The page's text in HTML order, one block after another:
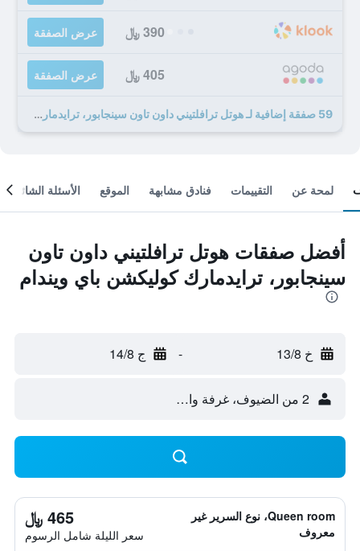
390 ﷼ عرض الصفقة
405 ﷼ عرض الصفقة
59 صفقة إضافية لـ هوتل ترافلتيني داون تاون سينجابور، ترايدمارك كوليكشن باي ويندام
لمحة عن التقييمات فنادق مشابهة الموقع الأسئلة الشائعة
أفضل صفقات هوتل ترافلتيني داون تاون
سينجابور، ترايدمارك كوليكشن باي ويندام
خ 13/8 - ج 14/8
2 من الضيوف، غرفة واحدة
Queen room، نوع السرير غير
معروف
465 ﷼
سعر الليلة شامل الرسوم